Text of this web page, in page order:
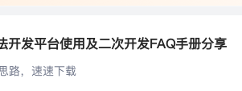
开发平台使用及二次开发FAQ手册分享
路，速速下载